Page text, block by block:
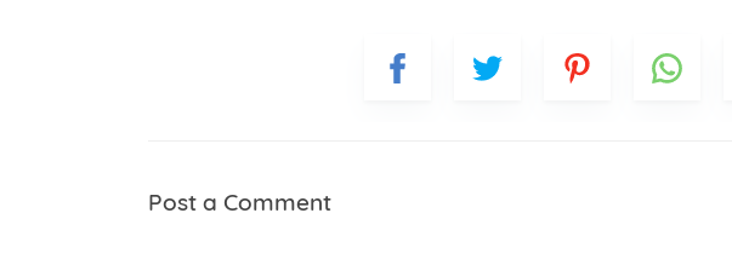
Post a Comment